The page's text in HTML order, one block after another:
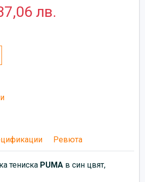
лв.
Ревюта
тениска PUMA в син цвят,